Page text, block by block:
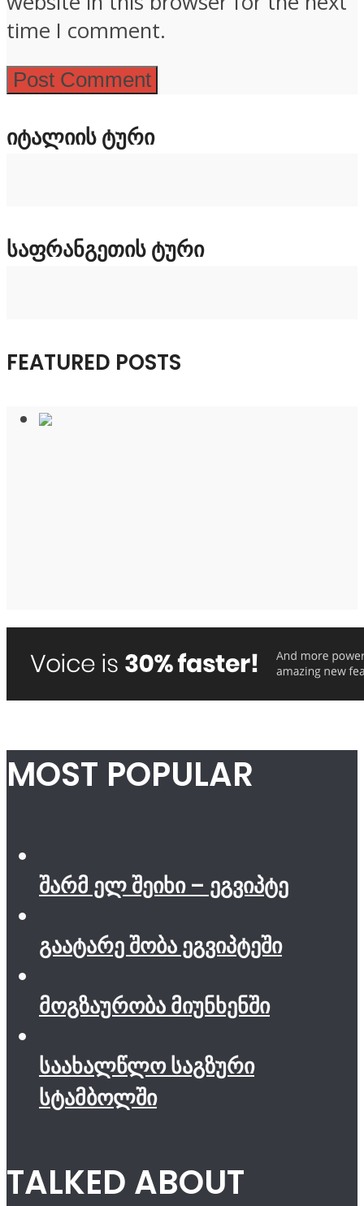
time I comment.
ᲘᲢᲐᲚᲘᲘᲡ ᲢᲣᲠᲘ
ᲡᲐᲤᲠᲐᲜᲒᲔᲗᲘᲡ ᲢᲣᲠᲘ
FEATURED POSTS
MOST POPULAR
შარმ ელ შეიხი – ეგვიპტე
გაატარე შობა ეგვიპტეში
მოგზაურობა მიუნხენში
საახალწლო საგზური
სტამბოლში
TALKED ABOUT